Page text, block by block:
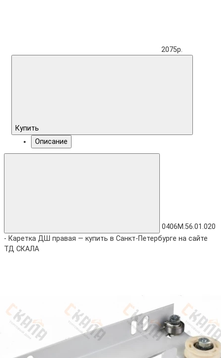
2075р.
Купить
Описание
0406М.56.01.020
- Каретка ДШ правая — купить в Санкт-Петербурге на сайте
ТД СКАЛА